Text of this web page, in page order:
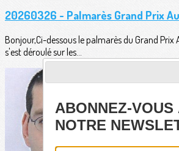
20260326 - Palmarès Grand Prix
Bonjour,Ci-dessous le palmarès du Grand Prix
s'est déroulé sur les...
ABONNEZ-VOUS
NOTRE